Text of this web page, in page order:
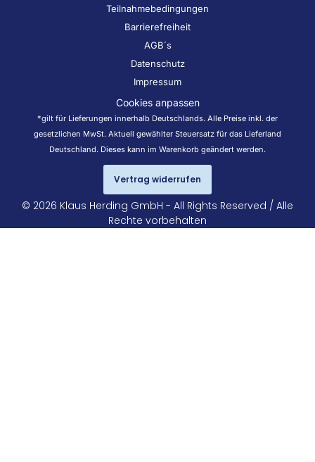
Teilnahmebedingungen
Barrierefreiheit
AGB´s
Datenschutz
Impressum
Cookies anpassen
*gilt für Lieferungen innerhalb Deutschlands. Alle Preise inkl. der
gesetzlichen MwSt. Aktuell gewählter Steuersatz für das Lieferland
Deutschland. Dieses kann im Warenkorb geändert werden.
Vertrag widerrufen
© 2026 Klaus Herding GmbH - All Rights Reserved / Alle
Rechte vorbehalten